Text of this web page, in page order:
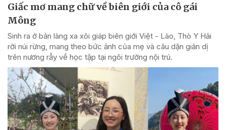
Giấc mơ mang chữ về biên giới của cô gái
Mông
Sinh ra ở bản làng xa xôi giáp biên giới Việt - Lào, Thò Y Hải
rời núi rừng, mang theo bức ảnh của mẹ và câu dặn giản dị
trên nương rẫy về học tập tại ngôi trường nội trú.